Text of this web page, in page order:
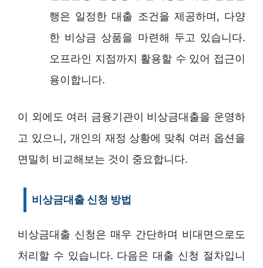
행은 일정한 대출 조건을 제공하며, 다양
한 비상금 상품을 마련해 두고 있습니다.
오프라인 지점까지 활용할 수 있어 접근이
용이합니다.
이 외에도 여러 금융기관이 비상금대출을 운영하
고 있으니, 개인의 재정 상황에 맞춰 여러 옵션을
면밀히 비교해보는 것이 중요합니다.
비상금대출 신청 방법
비상금대출 신청은 매우 간단하며 비대면으로도
처리할 수 있습니다. 다음은 대출 신청 절차입니